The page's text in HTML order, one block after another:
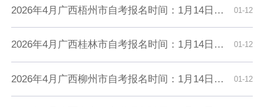
01-12
2026年4月广西梧州市自考报名时间：1月14日9:00至1月28日18:00
01-12
2026年4月广西桂林市自考报名时间：1月14日9:00至1月28日18:00
01-12
2026年4月广西柳州市自考报名时间：1月14日9:00至1月28日18:00